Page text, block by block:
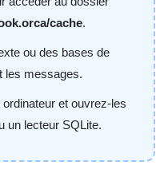
cache.
ou des bases de
les messages.
et ouvrez-les
un lecteur SQLite.